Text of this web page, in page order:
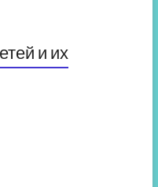
и их